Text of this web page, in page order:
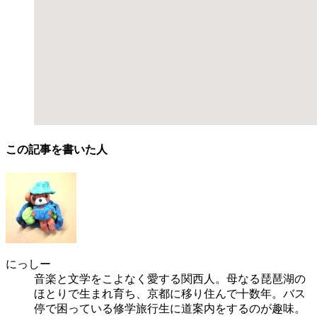
この記事を書いた人
にっしー
音楽と文学をこよなく愛する関西人。母なる琵琶湖の
ほとりで生まれ育ち、京都に移り住んで十数年。バス
停で困っている修学旅行生に道案内をするのが趣味。